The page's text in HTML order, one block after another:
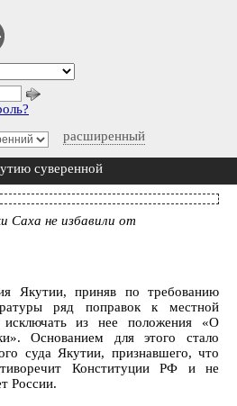
расширенный
суверенной
Саха не избавили от
Якутии, приняв по требованию
ряд поправок к местной
исключать из нее положения «О
Основанием для этого стало
суда Якутии, признавшего, что
Конституции РФ и не
России.